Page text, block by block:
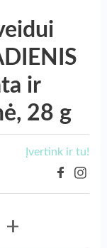
ir
28 g
Įvertink ir tu!
+